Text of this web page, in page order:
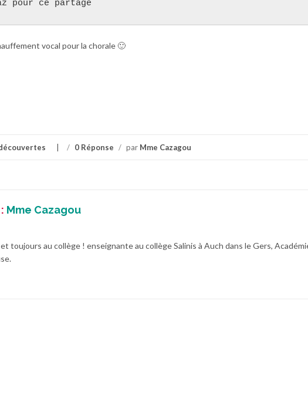
pour ce partage
vocal pour la chorale 🙂
/ 0 Réponse / par Mme Cazagou
Mme Cazagou
toujours au collège ! enseignante au collège Salinis à Auch dans le Gers,